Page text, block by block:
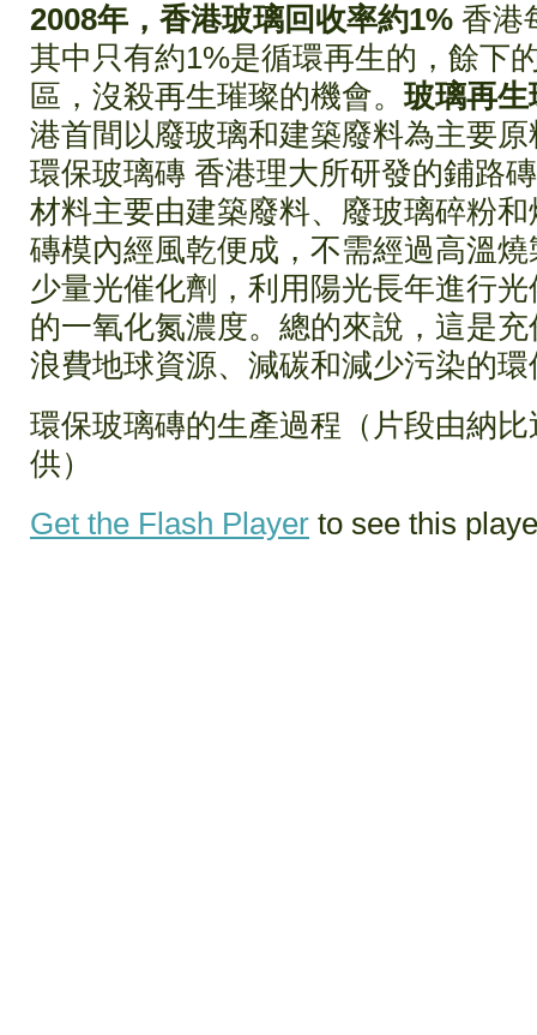
2008年，香港玻璃回收率約1% 香港
其中只有約1%是循環再生的，餘下
區，沒殺再生璀璨的機會。玻璃再
港首間以廢玻璃和建築廢料為主要
環保玻璃磚 香港理大所研發的鋪路
材料主要由建築廢料、廢玻璃碎粉
磚模內經風乾便成，不需經過高溫
少量光催化劑，利用陽光長年進行
的一氧化氮濃度。總的來說，這是
浪費地球資源、減碳和減少污染的
環保玻璃磚的生產過程（片段由納
供）
Get the Flash Player to see this